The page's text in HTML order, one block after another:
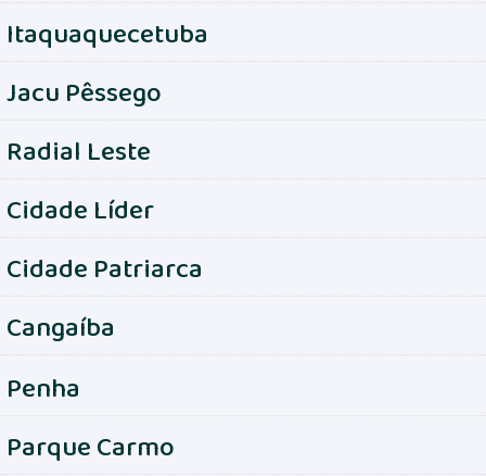
Itaquaquecetuba
Jacu Pêssego
Radial Leste
Cidade Líder
Cidade Patriarca
Cangaíba
Penha
Parque Carmo